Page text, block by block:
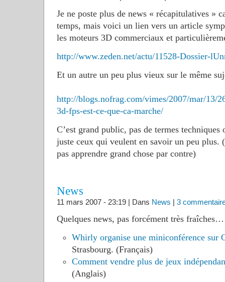
Je ne poste plus de news « récapitulatives »
temps, mais voici un lien vers un article
les moteurs 3D commerciaux et
http://www.zeden.net/actu/11528-Dossier-
Et un autre un peu plus vieux sur le même
http://blogs.nofrag.com/vimes/2007/mar/13/
3d-fps-est-ce-que-ca-marche/
C’est grand public, pas de termes techniques
juste ceux qui veulent en savoir un peu plus.
pas apprendre grand chose par contre)
News
11 mars 2007 - 23:19 | Dans News | 3
Quelques news, pas forcément très fraîches…
Whirly organise une miniconférence sur
Strasbourg. (Français)
Comment vendre plus de jeux
(Anglais)